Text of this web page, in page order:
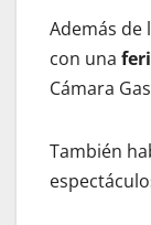
Además de
con una
Cámara
También